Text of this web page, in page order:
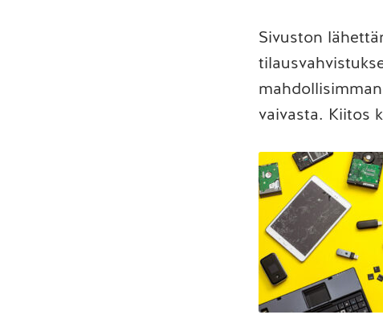
Sivuston
vaivasta. Kiitos